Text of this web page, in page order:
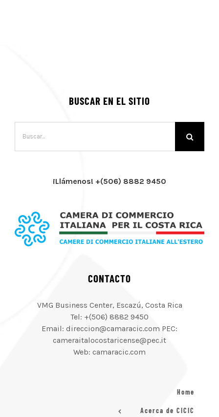
BUSCAR EN EL SITIO
¡Llámenos! +(506) 8882 9450
CONTACTO
VMG Business Center, Escazú, Costa Rica
Tel: +(506) 8882 9450
Email: direccion@camaracic.com PEC:
cameraitalocostaricense@pec.it
Web: camaracic.com
Home
Acerca de CICIC